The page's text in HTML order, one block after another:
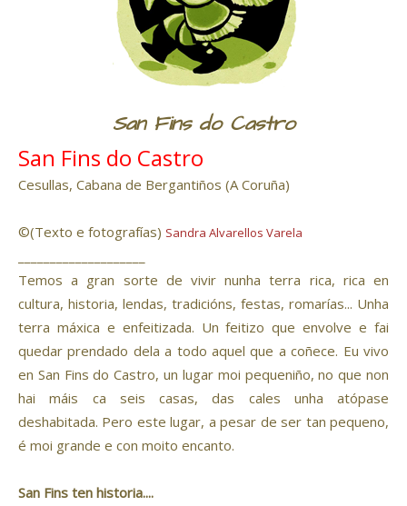
San Fins do Castro
San Fins do Castro
Cesullas, Cabana de Bergantiños (A Coruña)
©(Texto e fotografías) Sandra Alvarellos Varela
Temos a gran sorte de vivir nunha terra rica, rica en
cultura, historia, lendas, tradicións, festas, romarías... Unha
terra máxica e enfeitizada. Un feitizo que envolve e fai
quedar prendado dela a todo aquel que a coñece. Eu vivo
en San Fins do Castro, un lugar moi pequeniño, no que non
hai máis ca seis casas, das cales unha atópase
deshabitada. Pero este lugar, a pesar de ser tan pequeno,
é moi grande e con moito encanto.
San Fins ten historia....